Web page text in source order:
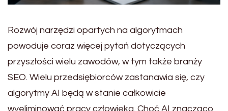
Rozwój narzędzi opartych na algorytmach
powoduje coraz więcej pytań dotyczących
przyszłości wielu zawodów, w tym także branży
SEO. Wielu przedsiębiorców zastanawia się, czy
algorytmy AI będą w stanie całkowicie
wyeliminować pracy człowieka. Choć AI znacząco